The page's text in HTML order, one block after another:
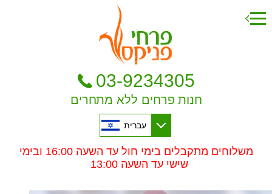
03-9234305
חנות פרחים ללא מתחרים
עברית
משלוחים מתקבלים בימי חול עד השעה 16:00 ובימי
שישי עד השעה 13:00